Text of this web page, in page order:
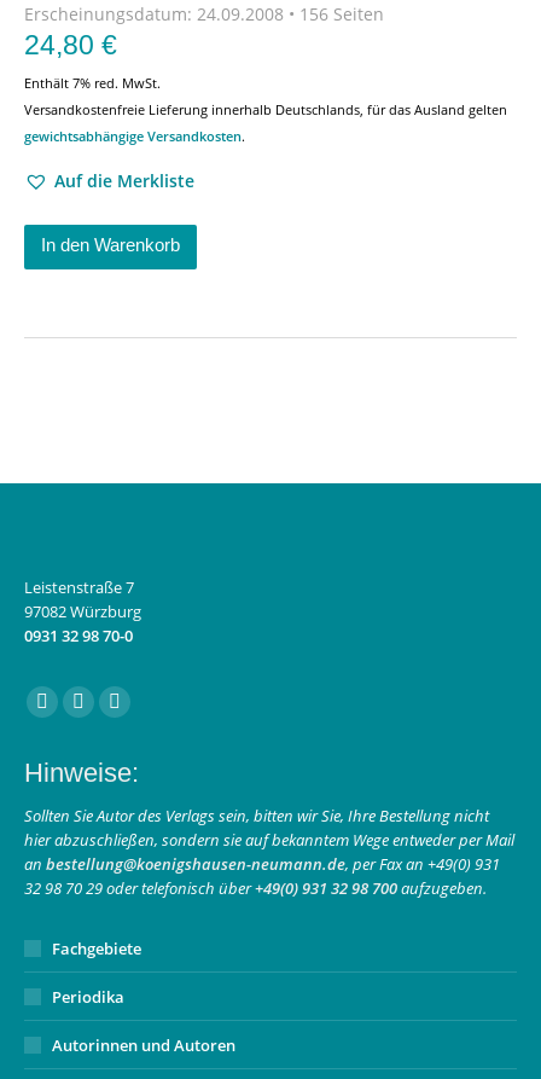
Erscheinungsdatum: 24.09.2008 • 156 Seiten
24,80 €
Enthält 7% red. MwSt.
Versandkostenfreie Lieferung innerhalb Deutschlands, für das Ausland gelten
gewichtsabhängige Versandkosten.
Auf die Merkliste
In den Warenkorb
Leistenstraße 7
97082 Würzburg
0931 32 98 70-0
Finden Sie uns auf:
Facebook
opens
in
new
window
Instagram
opens
in
new
window
E-
page
opens
in
new
window
Hinweise:
Sollten Sie Autor des Verlags sein, bitten wir Sie, Ihre Bestellung nicht
hier abzuschließen, sondern sie auf bekanntem Wege entweder per Mail
an bestellung@koenigshausen-neumann.de, per Fax an +49(0) 931
32 98 70 29 oder telefonisch über+49(0) 931 32 98 700aufzugeben.
Fachgebiete
Periodika
Autorinnen und Autoren